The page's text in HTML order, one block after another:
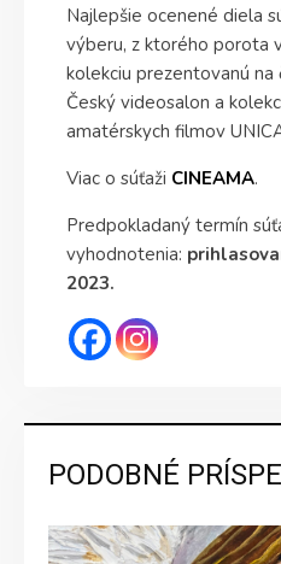
Najlepšie ocenené diela
výberu, z ktorého porota
kolekciu prezentovanú na
Český videosalon a
amatérskych filmov
Viac o súťaži CINEAMA.
Predpokladaný termín
vyhodnotenia:
2023.
PODOBNÉ